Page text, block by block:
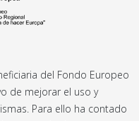
del Fondo Europeo
de mejorar el uso y
Para ello ha contado